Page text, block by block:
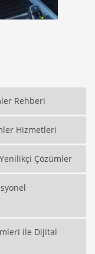
Rehberi
Hizmetleri
Çözümler
ile Dijital